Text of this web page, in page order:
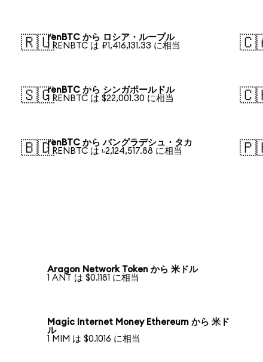
🇷🇺renBTC から ロシア・ルーブル
1 RENBTC は ₽1,416,131.33 に相当
🇸🇬renBTC から シンガポールドル
1 RENBTC は $22,001.30 に相当
🇧🇩renBTC から バングラデシュ・タカ
1 RENBTC は ৳2,124,517.88 に相当
Aragon Network Token から 米ドル
1 ANT は $0.1181 に相当
Magic Internet Money Ethereum から 米ド
ル
1 MIM は $0.1016 に相当